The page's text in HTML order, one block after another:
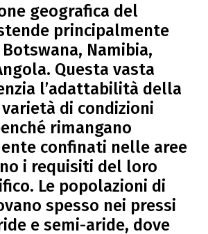
geografica del
principalmente
Namibia,
Questa vasta
l’adattabilità della
di condizioni
rimangano
confinati nelle aree
i requisiti del loro
Le popolazioni di
spesso nei pressi
e semi-aride, dove